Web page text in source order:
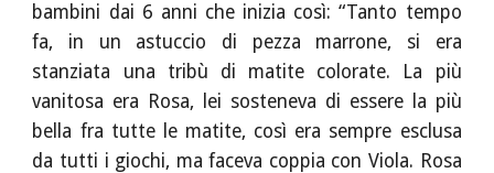
bambini dai 6 anni che inizia così: “Tanto tempo
fa, in un astuccio di pezza marrone, si era
stanziata una tribù di matite colorate. La più
vanitosa era Rosa, lei sosteneva di essere la più
bella fra tutte le matite, così era sempre esclusa
da tutti i giochi, ma faceva coppia con Viola. Rosa